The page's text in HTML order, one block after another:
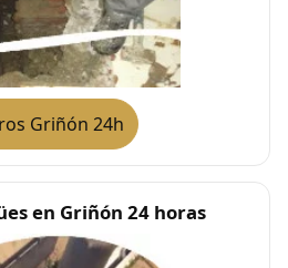
Griñón 24h
en Griñón 24 horas